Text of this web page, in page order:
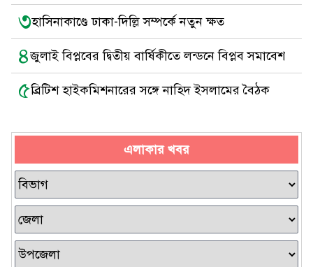
৩হাসিনাকাণ্ডে ঢাকা-দিল্লি সম্পর্কে নতুন ক্ষত
৪জুলাই বিপ্লবের দ্বিতীয় বার্ষিকীতে লন্ডনে বিপ্লব সমাবেশ
৫ব্রিটিশ হাইকমিশনারের সঙ্গে নাহিদ ইসলামের বৈঠক
এলাকার খবর